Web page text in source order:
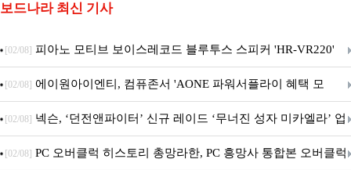
보드나라 최신 기사
[02/08] 피아노 모티브 보이스레코드 블루투스 스피커 'HR-VR220'
출시
[02/08] 에이원아이엔티, 컴퓨존서 'AONE 파워서플라이 혜택 모
음.ZIP' 이벤트 진행
[02/08] 넥슨, ‘던전앤파이터’ 신규 레이드 ‘무너진 성자 미카엘라’ 업
데이트!
[02/08] PC 오버클럭 히스토리 총망라한, PC 흥망사 통합본 오버클럭